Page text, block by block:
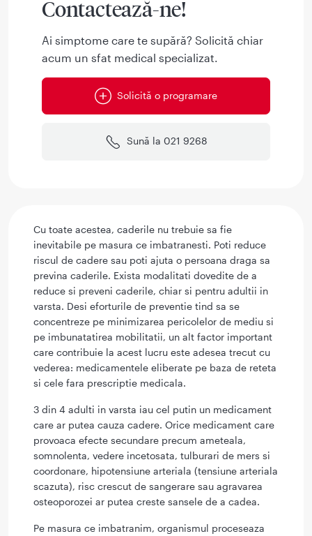
Contactează-ne!
Ai simptome care te supără? Solicită chiar
acum un sfat medical specializat.
Solicită o programare
Sună la 021 9268
Cu toate acestea, caderile nu trebuie sa fie
inevitabile pe masura ce imbatranesti. Poti reduce
riscul de cadere sau poti ajuta o persoana draga sa
previna caderile. Exista modalitati dovedite de a
reduce si preveni caderile, chiar si pentru adultii in
varsta. Desi eforturile de preventie tind sa se
concentreze pe minimizarea pericolelor de mediu si
pe imbunatatirea mobilitatii, un alt factor important
care contribuie la acest lucru este adesea trecut cu
vederea: medicamentele eliberate pe baza de reteta
si cele fara prescriptie medicala.
3 din 4 adulti in varsta iau cel putin un medicament
care ar putea cauza cadere. Orice medicament care
provoaca efecte secundare precum ameteala,
somnolenta, vedere incetosata, tulburari de mers si
coordonare, hipotensiune arteriala (tensiune arteriala
scazuta), risc crescut de sangerare sau agravarea
osteoporozei ar putea creste sansele de a cadea.
Pe masura ce imbatranim, organismul proceseaza